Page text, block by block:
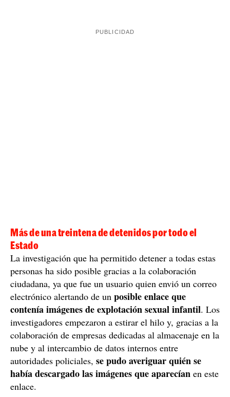
Más de una treintena de detenidos por todo el
Estado
La investigación que ha permitido detener a todas estas
personas ha sido posible gracias a la colaboración
ciudadana, ya que fue un usuario quien envió un correo
electrónico alertando de un posible enlace que
contenía imágenes de explotación sexual infantil. Los
investigadores empezaron a estirar el hilo y, gracias a la
colaboración de empresas dedicadas al almacenaje en la
nube y al intercambio de datos internos entre
autoridades policiales, se pudo averiguar quién se
había descargado las imágenes que aparecían en este
enlace.